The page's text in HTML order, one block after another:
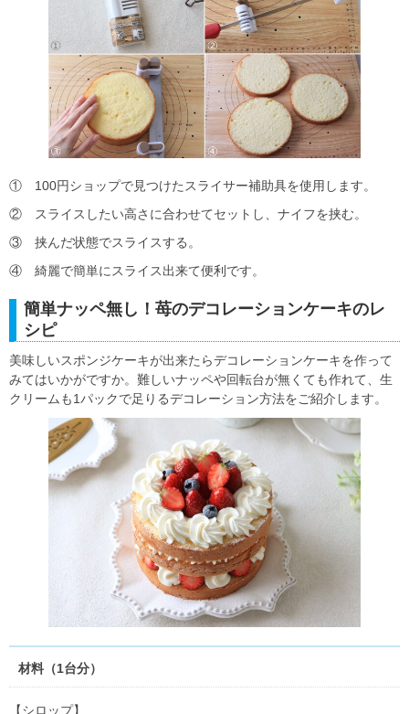
① 100円ショップで見つけたスライサー補助具を使用します。
② スライスしたい高さに合わせてセットし、ナイフを挟む。
③ 挟んだ状態でスライスする。
④ 綺麗で簡単にスライス出来て便利です。
簡単ナッペ無し！苺のデコレーションケーキのレ
シピ
美味しいスポンジケーキが出来たらデコレーションケーキを作って
みてはいかがですか。難しいナッペや回転台が無くても作れて、生
クリームも1パックで足りるデコレーション方法をご紹介します。
材料（1台分）
【シロップ】